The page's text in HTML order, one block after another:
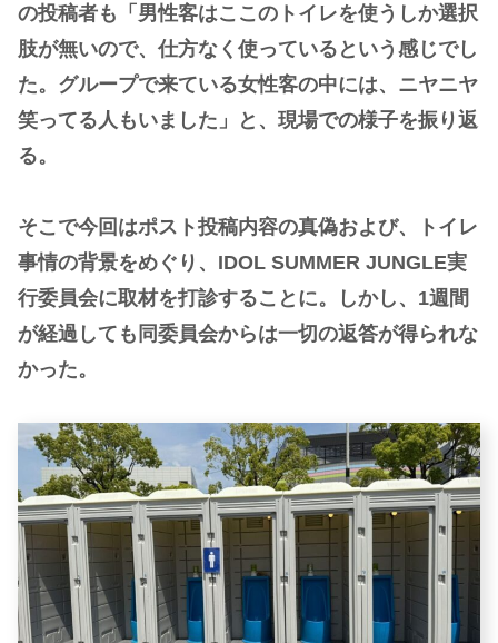
の投稿者も「男性客はここのトイレを使うしか選択
肢が無いので、仕方なく使っているという感じでし
た。グループで来ている女性客の中には、ニヤニヤ
笑ってる人もいました」と、現場での様子を振り返
る。
そこで今回はポスト投稿内容の真偽および、トイレ
事情の背景をめぐり、IDOL SUMMER JUNGLE実
行委員会に取材を打診することに。しかし、1週間
が経過しても同委員会からは一切の返答が得られな
かった。